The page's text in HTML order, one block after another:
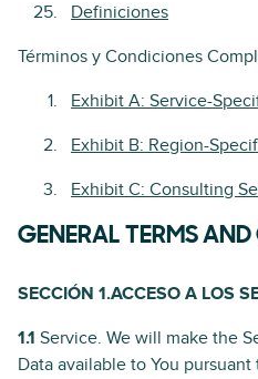
Definiciones
Términos y Condiciones
Exhibit A: Service-
Exhibit B: Region-
Exhibit C: Consulting
GENERAL TERMS
SECCIÓN 1.ACCESO A LOS
1.1 Service. We will make the
Data available to You